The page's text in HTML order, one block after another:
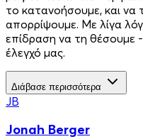
το κατανοήσουμε, και
απορρίψουμε. Με λίγα
επίδραση να τη θέσουμε
έλεγχό μας.
Διάβασε περισσότερα
JB
Jonah Berger